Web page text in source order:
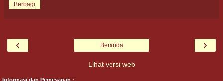
Berbagi
‹ ›
Beranda
Lihat versi web
Informasi dan Pemesanan :